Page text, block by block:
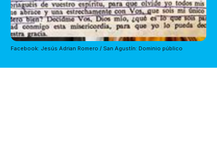
Facebook: Jesús Adrian Romero / San Agustín: Dominio público